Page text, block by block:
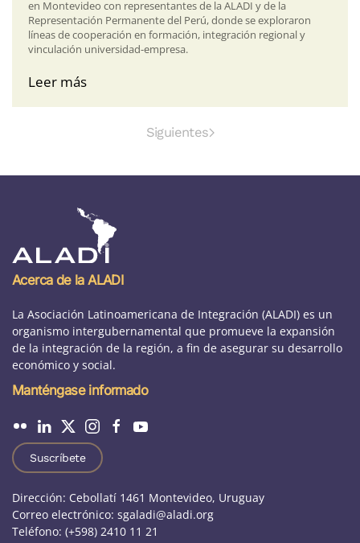
en Montevideo con representantes de la ALADI y de la
Representación Permanente del Perú, donde se exploraron
líneas de cooperación en formación, integración regional y
vinculación universidad-empresa.
Leer más
Siguientes
Acerca de la ALADI
La Asociación Latinoamericana de Integración (ALADI) es un
organismo intergubernamental que promueve la expansión
de la integración de la región, a fin de asegurar su desarrollo
económico y social.
Manténgase informado
Suscríbete
Dirección: Cebollatí 1461 Montevideo, Uruguay
Correo electrónico: sgaladi@aladi.org
Teléfono: (+598) 2410 11 21